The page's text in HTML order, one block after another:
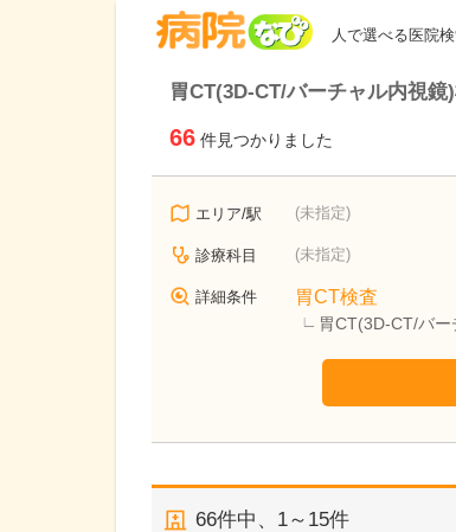
人で選べる医院
胃CT(3D-CT/バーチャル内視
66 件見つかりました
エリア/駅 (未指定)
診療科目 (未指定)
詳細条件 胃CT検査
胃CT(3D-CT/バ
66件中、 1～15件